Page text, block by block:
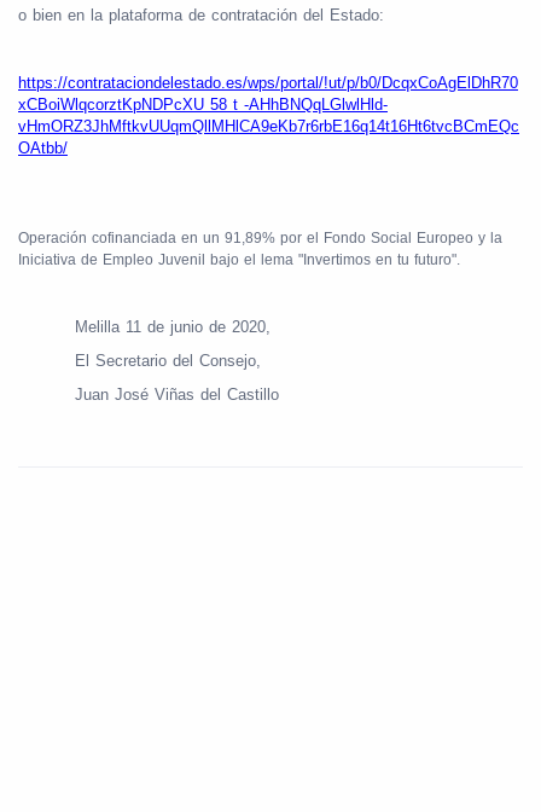
o bien en la plataforma de contratación del Estado:
https://contrataciondelestado.es/wps/portal/!ut/p/b0/DcqxCoAgElDhR70
xCBoiWlqcorztKpNDPcXU 58 t -AHhBNQqLGlwlHld-
vHmORZ3JhMftkvUUqmQllMHlCA9eKb7r6rbE16q14t16Ht6tvcBCmEQc
OAtbb/
Operación cofinanciada en un 91,89% por el Fondo Social Europeo y la
Iniciativa de Empleo Juvenil bajo el lema "Invertimos en tu futuro".
Melilla 11 de junio de 2020,
El Secretario del Consejo,
Juan José Viñas del Castillo